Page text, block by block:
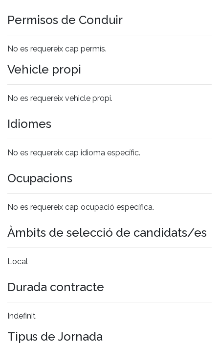
Permisos de Conduir
No es requereix cap permís.
Vehicle propi
No es requereix vehicle propi.
Idiomes
No es requereix cap idioma específic.
Ocupacions
No es requereix cap ocupació específica.
Àmbits de selecció de candidats/es
Local
Durada contracte
Indefinit
Tipus de Jornada